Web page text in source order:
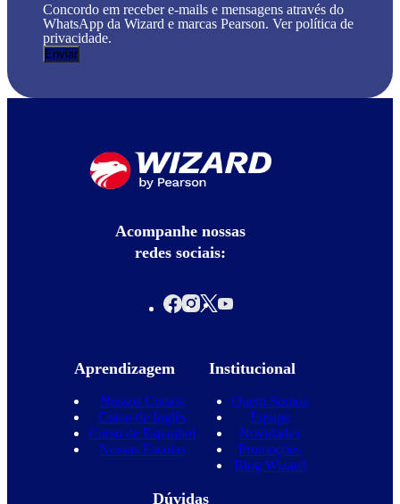
Concordo em receber e-mails e mensagens através do
WhatsApp da Wizard e marcas Pearson. Ver política de
privacidade.
Acompanhe nossas
redes sociais:
Aprendizagem
Nossos Cursos
Curso de Inglês
Curso de Espanhol
Nossas Escolas
Institucional
Quem Somos
Equipe
Novidades
Promoções
Blog Wizard
Dúvidas